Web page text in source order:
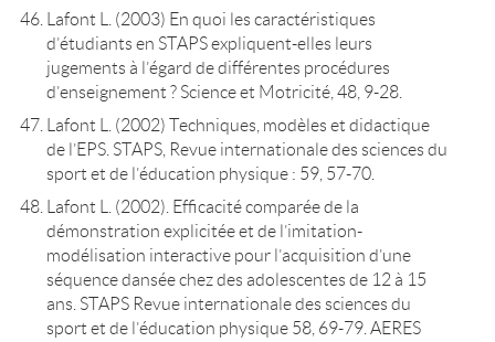
Lafont L. (2003) En quoi les caractéristiques
d’étudiants en STAPS expliquent-elles leurs
jugements à l’égard de différentes procédures
d’enseignement ? Science et Motricité, 48, 9-28.
Lafont L. (2002) Techniques, modèles et didactique
de l’EPS. STAPS, Revue internationale des sciences du
sport et de l’éducation physique : 59, 57-70.
Lafont L. (2002). Efficacité comparée de la
démonstration explicitée et de l’imitation-
modélisation interactive pour l’acquisition d’une
séquence dansée chez des adolescentes de 12 à 15
ans. STAPS Revue internationale des sciences du
sport et de l’éducation physique 58, 69-79. AERES